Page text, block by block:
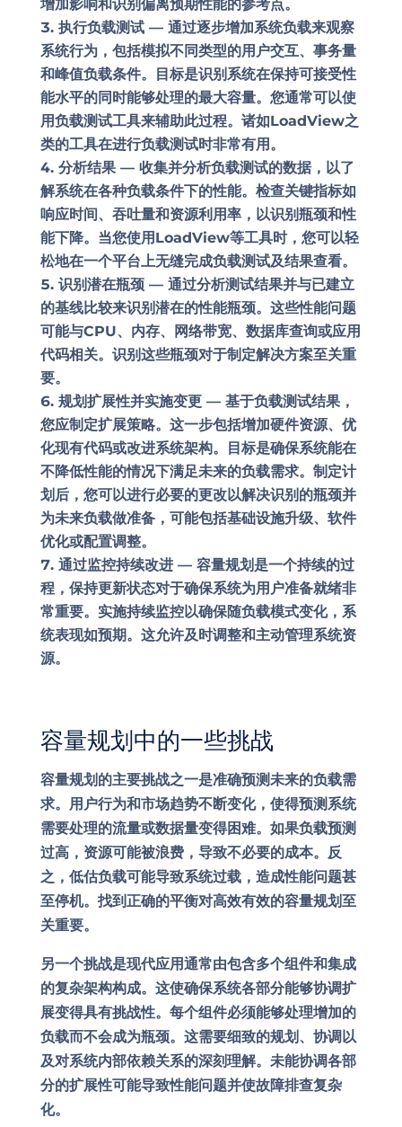
增加影响和识别偏离预期性能的参考点。
执行负载测试 — 通过逐步增加系统负载来观察
系统行为，包括模拟不同类型的用户交互、事务量
和峰值负载条件。目标是识别系统在保持可接受性
能水平的同时能够处理的最大容量。您通常可以使
用负载测试工具来辅助此过程。诸如LoadView之
类的工具在进行负载测试时非常有用。
分析结果 — 收集并分析负载测试的数据，以了
解系统在各种负载条件下的性能。检查关键指标如
响应时间、吞吐量和资源利用率，以识别瓶颈和性
能下降。当您使用LoadView等工具时，您可以轻
松地在一个平台上无缝完成负载测试及结果查看。
识别潜在瓶颈 — 通过分析测试结果并与已建立
的基线比较来识别潜在的性能瓶颈。这些性能问题
可能与CPU、内存、网络带宽、数据库查询或应用
代码相关。识别这些瓶颈对于制定解决方案至关重
要。
规划扩展性并实施变更 — 基于负载测试结果，
您应制定扩展策略。这一步包括增加硬件资源、优
化现有代码或改进系统架构。目标是确保系统能在
不降低性能的情况下满足未来的负载需求。制定计
划后，您可以进行必要的更改以解决识别的瓶颈并
为未来负载做准备，可能包括基础设施升级、软件
优化或配置调整。
通过监控持续改进 — 容量规划是一个持续的过
程，保持更新状态对于确保系统为用户准备就绪非
常重要。实施持续监控以确保随负载模式变化，系
统表现如预期。这允许及时调整和主动管理系统资
源。
容量规划中的一些挑战
容量规划的主要挑战之一是准确预测未来的负载需
求。用户行为和市场趋势不断变化，使得预测系统
需要处理的流量或数据量变得困难。如果负载预测
过高，资源可能被浪费，导致不必要的成本。反
之，低估负载可能导致系统过载，造成性能问题甚
至停机。找到正确的平衡对高效有效的容量规划至
关重要。
另一个挑战是现代应用通常由包含多个组件和集成
的复杂架构构成。这使确保系统各部分能够协调扩
展变得具有挑战性。每个组件必须能够处理增加的
负载而不会成为瓶颈。这需要细致的规划、协调以
及对系统内部依赖关系的深刻理解。未能协调各部
分的扩展性可能导致性能问题并使故障排查复杂
化。